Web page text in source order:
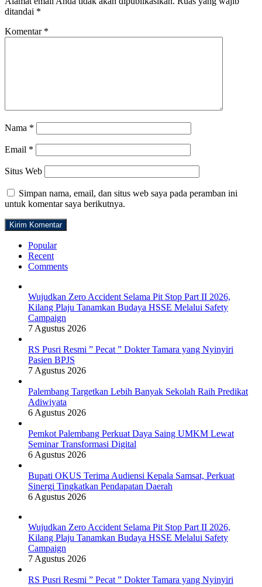
ditandai *
Komentar *
Nama *
Email *
Situs Web
Simpan nama, email, dan situs web saya pada peramban ini
untuk komentar saya berikutnya.
Popular
Recent
Comments
Wujudkan Zero Accident Selama Pit Stop Part II 2026,
Kilang Plaju Tanamkan Budaya HSSE Melalui Safety
Campaign
7 Agustus 2026
RS Pusri Resmi ” Pecat ” Dokter Tamara yang Nyinyiri
Pasien BPJS
7 Agustus 2026
Palembang Targetkan Lebih Banyak Sekolah Raih Predikat
Adiwiyata
6 Agustus 2026
Pemkot Palembang Perkuat Daya Saing UMKM Lewat
Seminar Transformasi Digital
6 Agustus 2026
Bupati OKUS Terima Audiensi Kepala Samsat, Perkuat
Sinergi Tingkatkan Pendapatan Daerah
6 Agustus 2026
Wujudkan Zero Accident Selama Pit Stop Part II 2026,
Kilang Plaju Tanamkan Budaya HSSE Melalui Safety
Campaign
7 Agustus 2026
RS Pusri Resmi ” Pecat ” Dokter Tamara yang Nyinyiri